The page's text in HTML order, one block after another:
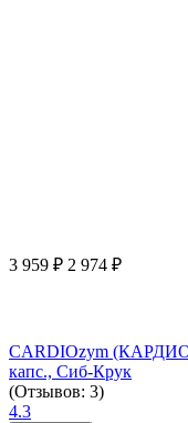
3 959 ₽ 2 974 ₽
CARDIOzym
капс., Сиб-Крук
(Отзывов: 3)
4.3